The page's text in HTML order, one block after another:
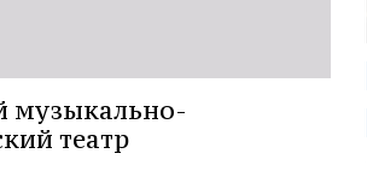
музыкально-
театр